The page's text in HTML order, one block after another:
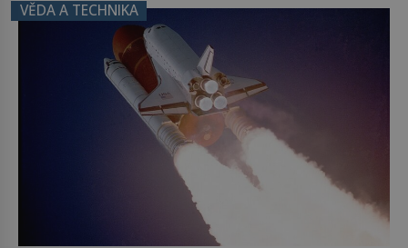
VĚDA A TECHNIKA